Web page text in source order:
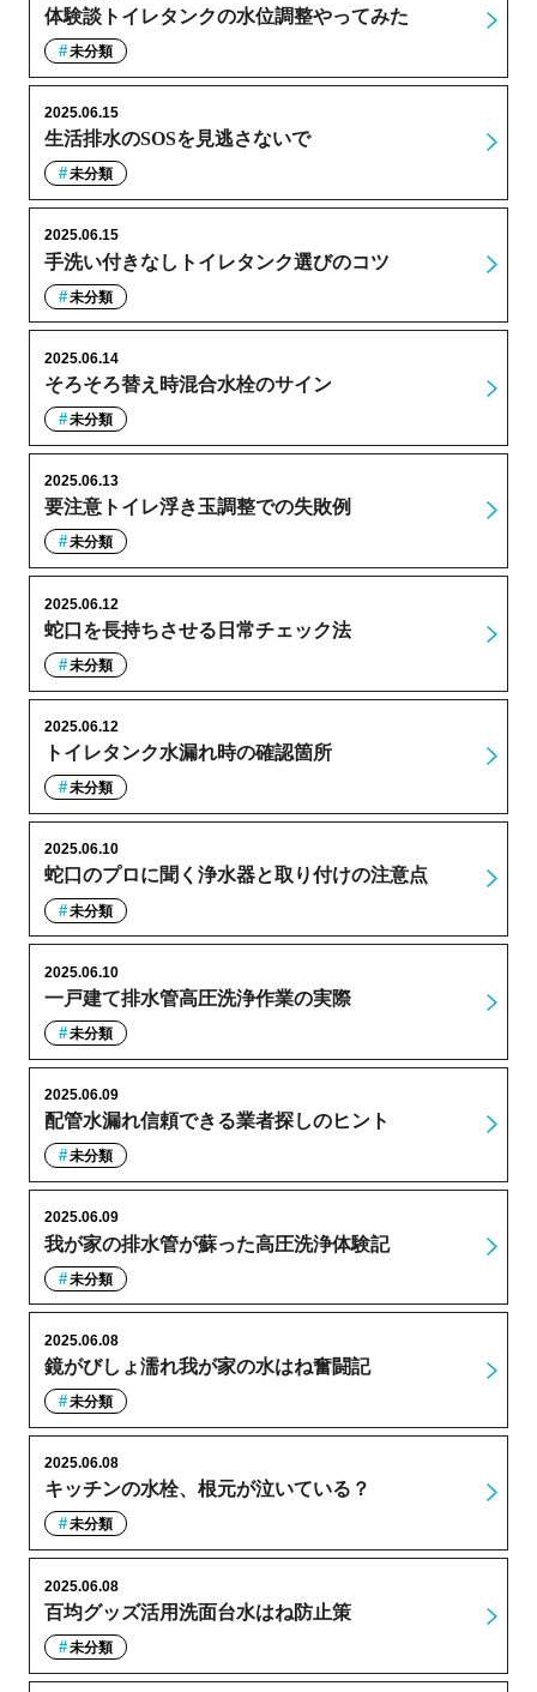
体験談トイレタンクの水位調整やってみた
未分類
生活排水のSOSを見逃さないで
2025.06.15
未分類
手洗い付きなしトイレタンク選びのコツ
2025.06.15
未分類
そろそろ替え時混合水栓のサイン
2025.06.14
未分類
要注意トイレ浮き玉調整での失敗例
2025.06.13
未分類
蛇口を長持ちさせる日常チェック法
2025.06.12
未分類
トイレタンク水漏れ時の確認箇所
2025.06.12
未分類
蛇口のプロに聞く浄水器と取り付けの注意点
2025.06.10
未分類
一戸建て排水管高圧洗浄作業の実際
2025.06.10
未分類
配管水漏れ信頼できる業者探しのヒント
2025.06.09
未分類
我が家の排水管が蘇った高圧洗浄体験記
2025.06.09
未分類
鏡がびしょ濡れ我が家の水はね奮闘記
2025.06.08
未分類
キッチンの水栓、根元が泣いている？
2025.06.08
未分類
百均グッズ活用洗面台水はね防止策
2025.06.08
未分類